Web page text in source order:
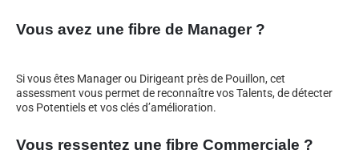
Vous avez une fibre de Manager ?
Si vous êtes Manager ou Dirigeant près de Pouillon, cet
assessment vous permet de reconnaître vos Talents, de détecter
vos Potentiels et vos clés d’amélioration.
Vous ressentez une fibre Commerciale ?